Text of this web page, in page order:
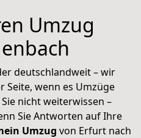
Umzug
deutschlandweit – wir
Seite, wenn es Umzüge
nicht weiterwissen –
Sie Antworten auf Ihre
Umzug von Erfurt nach